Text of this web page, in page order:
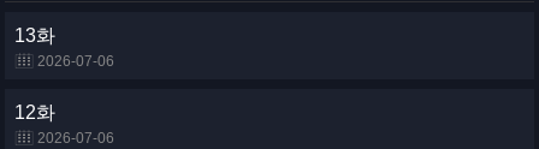
13화
2026-07-06
12화
2026-07-06